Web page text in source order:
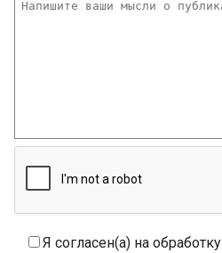
Я согласен(а) на обработку